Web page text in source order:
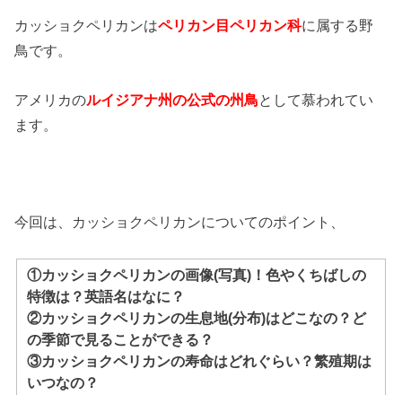
カッショクペリカンはペリカン目ペリカン科に属する野
鳥です。
アメリカのルイジアナ州の公式の州鳥として慕われてい
ます。
今回は、カッショクペリカンについてのポイント、
①カッショクペリカンの画像(写真)！色やくちばしの
特徴は？英語名はなに？
②カッショクペリカンの生息地(分布)はどこなの？ど
の季節で見ることができる？
③カッショクペリカンの寿命はどれぐらい？繁殖期は
いつなの？